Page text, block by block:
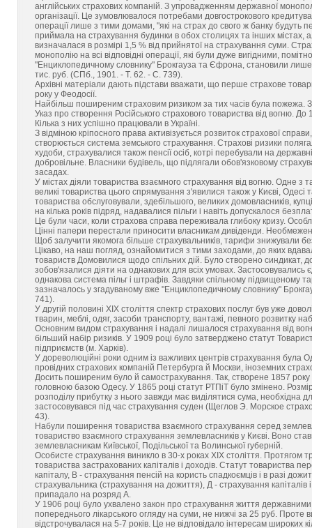
англійських страхових компаній. З упровадженням державної
організації. Це зумовлювалося потребами довгострокового
операції лише з тими домами, "які на страх до свого ж банку будуть
приймала на страхування будинки в обох столицях та інших
визначалася в розмірі 1,5 % від прийнятої на страхування суми.
монополію на всі відповідні операції, які були дуже вигідними,
"Енциклопедичному словнику" Брокгауза та Єфрона, становили
тис. руб. (СПб., 1901. - Т. 62. - С. 739).
Архівні матеріали дають підстави вважати, що перше страхове
року у Феодосії.
Найбільш поширеним страховим ризиком за тих часів була пожежа.
Указ про створення Російського страхового товариства від вогню.
Кілька з них успішно працювали в Україні.
З відміною кріпосного права активізується розвиток страхової
створюється система земського страхування. Страхові ризики
худоби, страхувалися також пенсії осіб, котрі перебували на
добровільне. Власники будівель, що підлягали обов'язковому
засадах.
У містах діяли товариства взаємного страхування від вогню. Одне з
великі товариства цього спрямування з'явилися також у Києві, Одесі
товариства обслуговували, здебільшого, великих домовласників,
на кілька років підряд, надавалися пільги і навіть допускалося
Це були часи, коли страхова справа переживала глибоку кризу.
Цінні папери перестали приносити власникам дивіденди.
Щоб залучити якомога більше страхувальників, тарифи знижували
Цікаво, на наш погляд, ознайомитися з тими заходами, до яких
товариств Домовилися щодо спільних дій. Було створено синдикат,
зобов'язалися діяти на однакових для всіх умовах.
однакова система пільг і штрафів. Завдяки спільному підвищеному
зазначалось у згадуваному вже "Енциклопедичному словнику"
741).
У другій половині XIX століття спектр страхових послуг був уже
тварин, меблі, одяг, засоби транспорту, вантажі, певного розвитку
Основним видом страхування і надалі лишалося страхування від
більший набір ризиків. У 1909 році було затверджено статут
підприємств (м. Харків).
У дореволюційні роки одним із важливих центрів страхування була
провідних страхових компаній Петербурга й Москви, іноземних
Досить поширеним було й самострахування. Так, створене 1857 року
головною базою Одесу. У 1865 році статут РТПіТ було змінено.
розподілу прибутку з нього завжди має виділятися сума,
застосовувався під час страхування суден (Щеглов Э. Морское
43).
Набули поширення товариства взаємного страхування серед
товариство взаємного страхування землевласників у Києві. Воно
землевласникам Київської, Подільської та Волинської губерній.
Особисте страхування виникло в 30-х роках XIX століття. Протягом
товариства застрахованих капіталів і доходів. Статут
капіталу, В - страхування пенсій на користь спадкоємців і в разі
страхувальника (страхування на дожиття), Д - страхування
припадало на розряд А.
У 1906 році було ухвалено закон про страхування життя
попереднього лікарського огляду на суми, не нижчі за 25 руб. Проте
відстрочувалася на 5-7 років. Це не відповідало інтересам широких